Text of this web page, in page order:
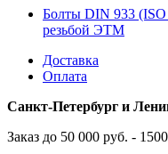
Болты DIN 933
резьбой ЭТМ
Доставка
Оплата
Санкт-Петербург и
Заказ до 50 000 руб. -